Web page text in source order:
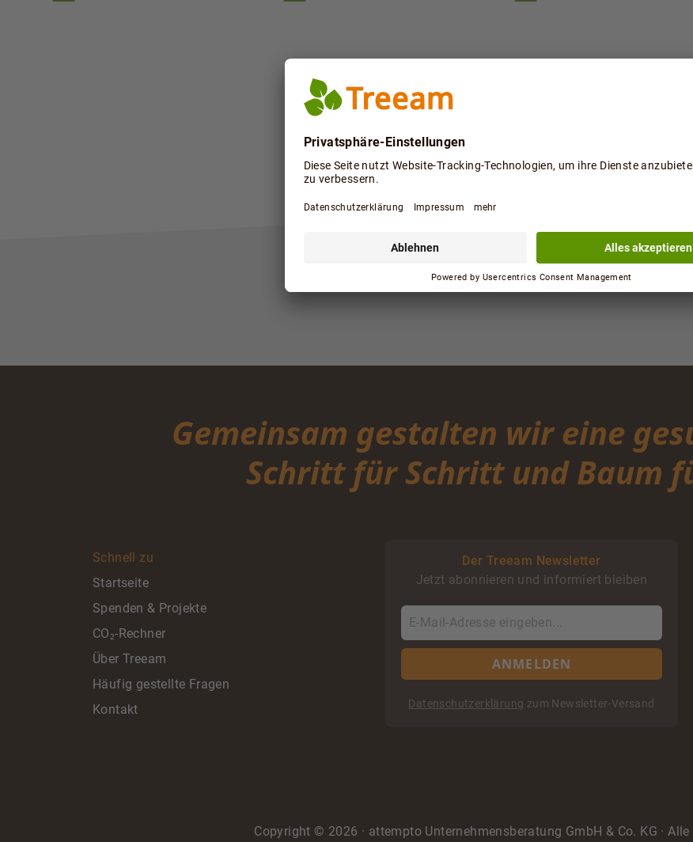
Gemeinsam gestalten wir eine
Schritt für Schritt und Baum
Schnell zu
Startseite
Spenden & Projekte
CO₂-Rechner
Über Treeam
Häufig gestellte Fragen
Kontakt
Der Treeam Newsletter
Jetzt abonnieren und informiert bleiben
ANMELDEN
Datenschutzerklärung zum Newsletter-Versand
Copyright © 2026 · attempto Unternehmensberatung GmbH & Co. KG ·